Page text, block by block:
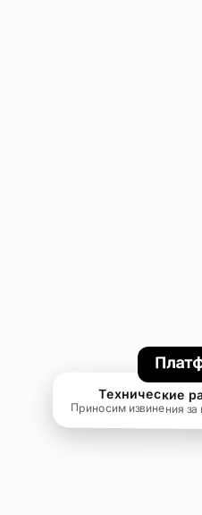
Технические
Приносим извинения